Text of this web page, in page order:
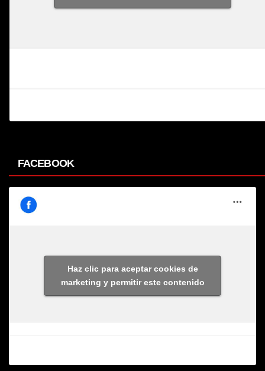
FACEBOOK
Haz clic para aceptar cookies de
marketing y permitir este contenido